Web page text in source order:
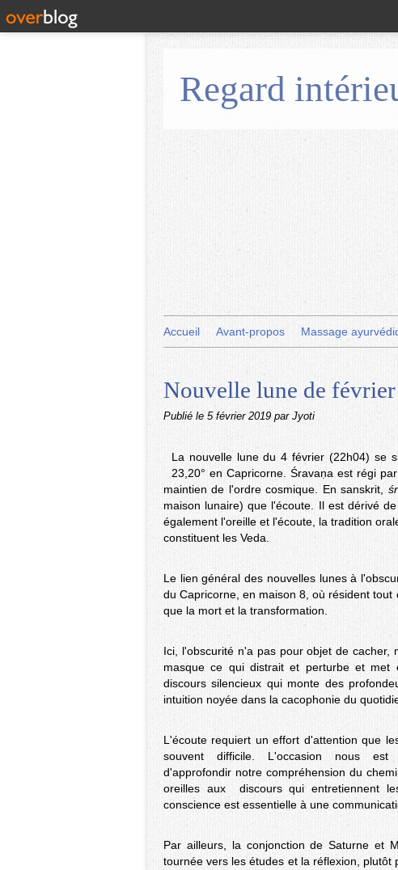
Regard
Accueil Avant-propos Massage
Nouvelle lune de
Publié le 5 février 2019 par Jyoti
La nouvelle lune du 4 février (22h04) se
23,20° en Capricorne. Śravaṇa est régi
maintien de l'ordre cosmique. En sanskrit,
maison lunaire) que l'écoute. Il est dérivé
également l'oreille et l'écoute, la tradition
constituent les Veda.
Le lien général des nouvelles lunes à
du Capricorne, en maison 8, où résident
que la mort et la transformation.
Ici, l'obscurité n'a pas pour objet de cacher,
masque ce qui distrait et perturbe et met
discours silencieux qui monte des
intuition noyée dans la cacophonie du
L'écoute requiert un effort d'attention que
souvent difficile. L'occasion nous
d'approfondir notre compréhension du
oreilles aux discours qui entretiennent
conscience est essentielle à une
Par ailleurs, la conjonction de Saturne et
tournée vers les études et la réflexion,